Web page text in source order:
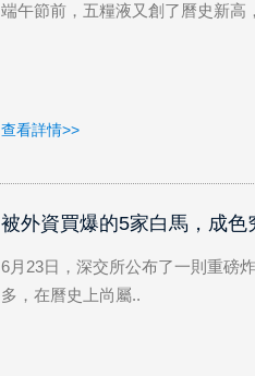
端午節前，五糧液又創了曆史新高
查看詳情>>
被外資買爆的5家白馬，成色
6月23日，深交所公布了一則重磅
多，在曆史上尚屬..